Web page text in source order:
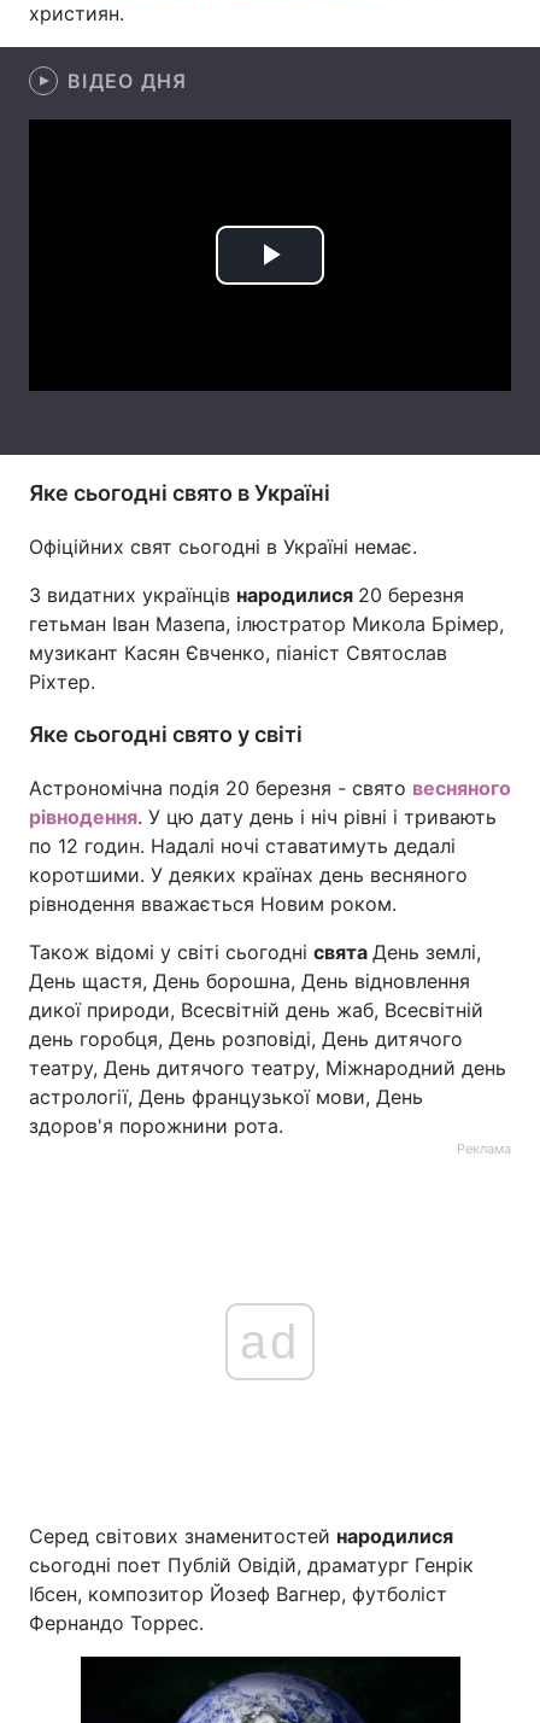
Відео з Youtube Статті
Інтерв'ю
християн.
ВІДЕО ДНЯ
Play
Яке сьогодні свято в Україні
Офіційних свят сьогодні в Україні немає.
З видатних українців народилися 20 березня
гетьман Іван Мазепа, ілюстратор Микола Брімер,
музикант Касян Євченко, піаніст Святослав
Ріхтер.
Яке сьогодні свято у світі
Астрономічна подія 20 березня - свято весняного
рівнодення. У цю дату день і ніч рівні і тривають
по 12 годин. Надалі ночі ставатимуть дедалі
коротшими. У деяких країнах день весняного
рівнодення вважається Новим роком.
Також відомі у світі сьогодні свята День землі,
День щастя, День борошна, День відновлення
дикої природи, Всесвітній день жаб, Всесвітній
день горобця, День розповіді, День дитячого
театру, День дитячого театру, Міжнародний день
астрології, День французької мови, День
здоров'я порожнини рота.
Реклама
ad
Серед світових знаменитостей народилися
сьогодні поет Публій Овідій, драматург Генрік
Ібсен, композитор Йозеф Вагнер, футболіст
Фернандо Торрес.